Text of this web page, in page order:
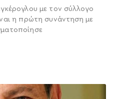
με τον σύλλογο
η πρώτη συνάντηση με